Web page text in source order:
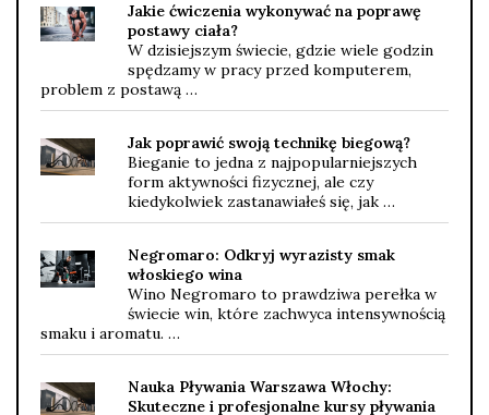
Jakie ćwiczenia wykonywać na poprawę
postawy ciała?
W dzisiejszym świecie, gdzie wiele godzin
spędzamy w pracy przed komputerem,
problem z postawą …
Jak poprawić swoją technikę biegową?
Bieganie to jedna z najpopularniejszych
form aktywności fizycznej, ale czy
kiedykolwiek zastanawiałeś się, jak …
Negromaro: Odkryj wyrazisty smak
włoskiego wina
Wino Negromaro to prawdziwa perełka w
świecie win, które zachwyca intensywnością
smaku i aromatu. …
Nauka Pływania Warszawa Włochy:
Skuteczne i profesjonalne kursy pływania